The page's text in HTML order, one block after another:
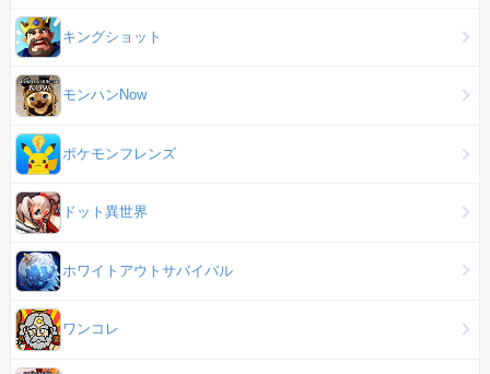
キングショット
モンハンNow
ポケモンフレンズ
ドット異世界
ホワイトアウトサバイバル
ワンコレ